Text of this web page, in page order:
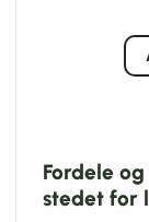
Fordele
stedet for